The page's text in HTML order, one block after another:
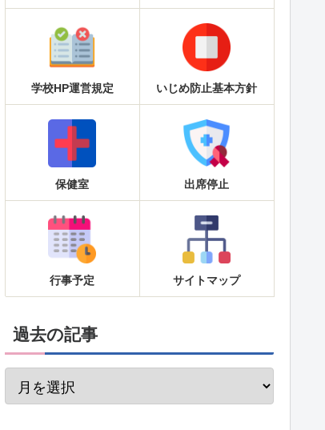
学校HP運営規定 いじめ防止基本方針
保健室 出席停止
行事予定 サイトマップ
過去の記事